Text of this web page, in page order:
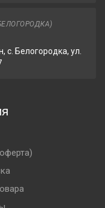
с. Белогородка, ул.